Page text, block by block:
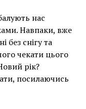
нас
Навпаки, вже
без снігу та
чекати цього
рік?
посилаючись